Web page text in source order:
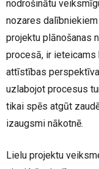
nodrošinātu
nozares
projektu plānošanas
procesā, ir
attīstības
uzlabojot procesus
tikai spēs atgūt
izaugsmi nākotnē.
Lielu projektu